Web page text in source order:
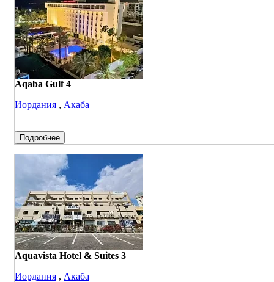
Aqaba Gulf 4
Иордания , Акаба
Подробнее
Aquavista Hotel & Suites 3
Иордания , Акаба